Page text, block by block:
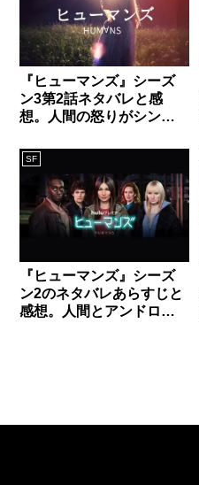
『ヒューマンズ』シーズ
ン3第2話ネタバレと感
想。人間の怒りがシンス
SF
『ヒューマンズ』シーズ
ン2のネタバレあらすじと
感想。人間とアンドロイ